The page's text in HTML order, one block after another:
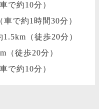
で約10分）
で約1時間30分）
（徒歩20分）
（徒歩20分）
で約10分）